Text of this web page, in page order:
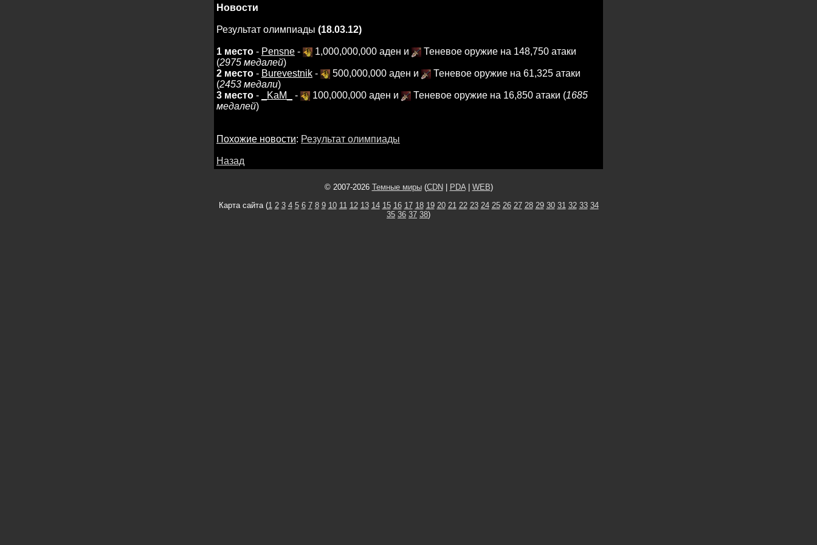
Новости
Результат олимпиады (18.03.12)
1 место - Pensne - 1,000,000,000 аден и
Теневое оружие на 148,750 атаки
(2975 медалей)
2 место - Burevestnik - 500,000,000 аден и
Теневое оружие на 61,325 атаки
(2453 медали)
3 место - _KaM_ - 100,000,000 аден и Теневое оружие на 16,850 атаки (1685
медалей)
Похожие новости: Результат олимпиады
Назад
© 2007-2026 Темные миры(CDN PDA| WEB)
Карта сайта (1 2 3 4 5 6 7 8 9 10 11 12 13 14 15 16 17 18 19 20 21 22 23 24 25 26 27 28 29 30 31 32 33 34
35 36 37 38)